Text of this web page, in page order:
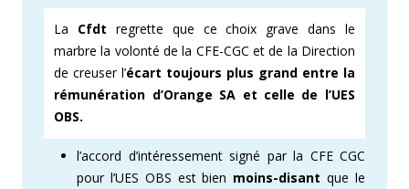
La Cfdt regrette que ce choix grave dans le
marbre la volonté de la CFE-CGC et de la Direction
de creuser l’écart toujours plus grand entre la
rémunération d’Orange SA et celle de l’UES
OBS.
l’accord d’intéressement signé par la CFE CGC
pour l’UES OBS est bien moins-disant que le